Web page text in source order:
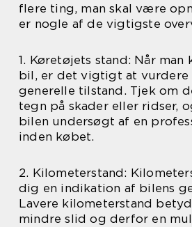
flere ting, man skal være
er nogle af de vigtigste
1. Køretøjets stand: Når
bil, er det vigtigt at vurdere
generelle tilstand. Tjek om
tegn på skader eller ridser,
bilen undersøgt af en
inden købet.
2. Kilometerstand:
dig en indikation af bilens
Lavere kilometerstand
mindre slid og derfor en